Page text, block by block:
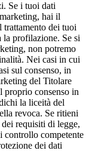
Se i tuoi dati
hai il
dei tuoi
la profilazione. Se si
non potremo
Nei casi in cui
sul consenso, in
del Titolare
proprio consenso in
la liceità del
revoca. Se ritieni
requisiti di legge,
controllo competente
dei dati